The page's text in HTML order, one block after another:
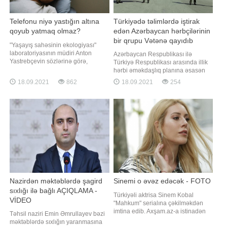
Telefonu niyə yastığın altına
qoyub yatmaq olmaz?
"Yaşayış sahəsinin ekologiyası"
laboratoriyasının müdiri Anton
Yastrebçevin sözlərinə görə,
yatmaq olmaz. -a istinadən xəbər
verir ki, ekspert səbəb kimi
bəzən artdığını bildirib. "Nəzərə
almaq lazımdır ki, telefonları
18.09.2021 862
Türkiyədə təlimlərdə iştirak
edən Azərbaycan hərbçilərinin
bir qrupu Vətənə qayıdıb
Azərbaycan Respublikası ilə
Türkiyə Respublikası arasında illik
hərbi əməkdaşlıq planına əsasən
keçirilən "TurAz Şahini - 2021" birgə
taktiki-uçuş təlimində iştirak edən
Qüvvələrinin bir qrup heyəti və
aviasiya vasitələri Vətənə qayıdıb.
Bu barədə BİG.AZ-a Müdafiə
Nazirliyində
18.09.2021 254
Nazirdən məktəblərdə şagird
sıxlığı ilə bağlı AÇIQLAMA -
VİDEO
Təhsil naziri Emin Əmrullayev bəzi
məktəblərdə sıxlığın yaranmasına
Sinemi o əvəz edəcək - FOTO
Türkiyəli aktrisa Sinem Kobal
"Mahkum" serialına çəkilməkdən
imtina edib. Axşam.az-a istinadən